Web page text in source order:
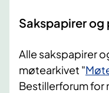
Sakspapirer
Alle sakspapirer
møtearkivet "
Bestillerforum for